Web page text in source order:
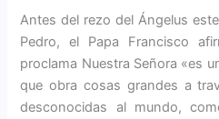
Antes del rezo del Ángelus
Pedro, el Papa Francisco
proclama Nuestra Señora «es
que obra cosas grandes a
desconocidas al mundo,